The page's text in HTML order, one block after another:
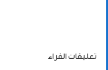
تعليقات القراء